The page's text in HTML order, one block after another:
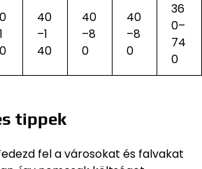
40
–1
40
40
–8
0
40
–8
0
36
0–
74
0
tippek
fel a városokat és falvakat